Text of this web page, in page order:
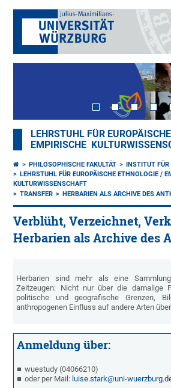
LEHRSTUHL FÜR
EMPIRISCHE
PHILOSOPHISCHE FAKULTÄT
INSTITUT
LEHRSTUHL FÜR EUROPÄISCHE ETHNOLOGIE /
KULTURWISSENSCHAFT
TRANSFER
HERBARIEN ALS ARCHIVE DES
Verblüht, Verzeichnet,
Herbarien als Archive des
Herbarien sind mehr als eine
Zeitzeugen: Nicht nur über die damalige
politische und geografische Grenzen,
anthropogenen Einfluss auf andere Arten
Anmeldung über:
wuestudy (04066210)
oder per Mail: luise.stark@uni-